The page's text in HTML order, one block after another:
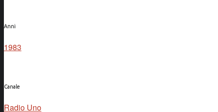
Anni
1983
Canale
Radio Uno